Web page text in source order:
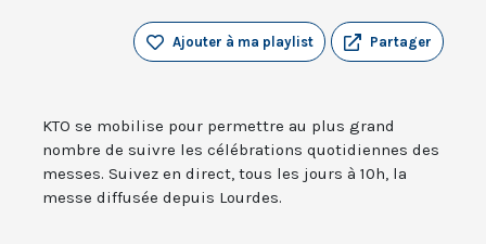
Partager
Ajouter à ma playlist
KTO se mobilise pour permettre au plus grand
nombre de suivre les célébrations quotidiennes des
messes. Suivez en direct, tous les jours à 10h, la
messe diffusée depuis Lourdes.